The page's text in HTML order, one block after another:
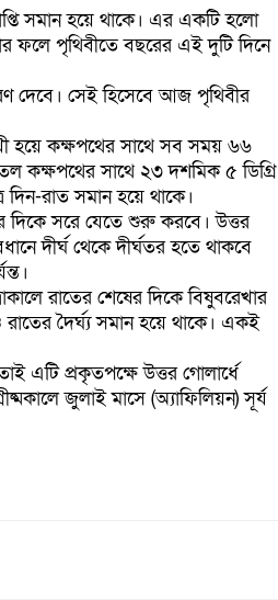
সমান হয়ে থাকে। এর একটি হলো
ফলে পৃথিবীতে বছরের এই দুটি দিনে
দেবে। সেই হিসেবে আজ পৃথিবীর
হয়ে কক্ষপথের সাথে সব সময় ৬৬
কক্ষপথের সাথে ২৩ দশমিক ৫ ডিগ্রি
দিন-রাত সমান হয়ে থাকে।
দিকে সরে যেতে শুরু করবে। উত্তর
দীর্ঘ থেকে দীর্ঘতর হতে থাকবে
রাতের শেষের দিকে বিষুবরেখার
দৈর্ঘ্য সমান হয়ে থাকে। একই
এটি প্রকৃতপক্ষে উত্তর গোলার্ধে
জুলাই মাসে (অ্যাফিলিয়ন) সূর্য